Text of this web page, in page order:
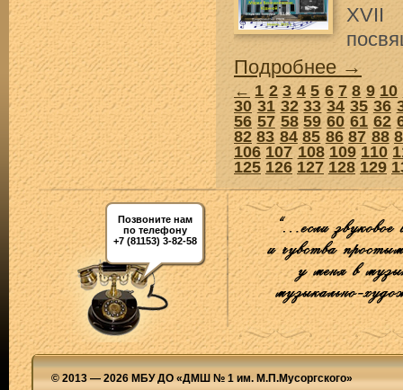
XVII
Подробнее →
← 1 2 3 4 5 6 7 8 9 10
30 31 32 33 34 35 36
56 57 58 59 60 61 62
82 83 84 85 86 87 88
106 107 108 109 110
125 126 127 128 129
Позвоните нам
по телефону
+7 (81153) 3-82-58
© 2013 — 2026 МБУ ДО «ДМШ № 1 им. М.П.Мусоргского»